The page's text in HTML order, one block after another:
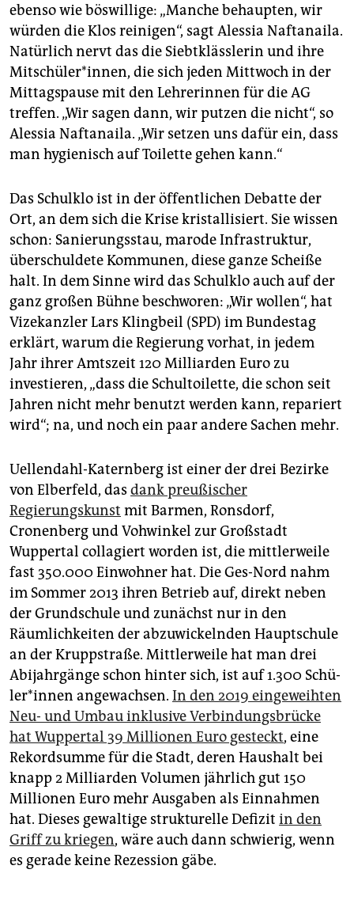
ebenso wie böswillige: „Manche behaupten, wir
würden die Klos reinigen“, sagt Alessia Naftanaila.
Natürlich nervt das die Siebtklässlerin und ihre
Mitschüler*innen, die sich jeden Mittwoch in der
Mittagspause mit den Lehrerinnen für die AG
treffen. „Wir sagen dann, wir putzen die nicht“, so
Alessia Naftanaila. „Wir setzen uns dafür ein, dass
man hygienisch auf Toilette gehen kann.“
Das Schulklo ist in der öffentlichen Debatte der
Ort, an dem sich die Krise kristallisiert. Sie wissen
schon: Sanierungsstau, marode Infrastruktur,
überschuldete Kommunen, diese ganze Scheiße
halt. In dem Sinne wird das Schulklo auch auf der
ganz großen Bühne beschworen: „Wir wollen“, hat
Vizekanzler Lars Klingbeil (SPD) im Bundestag
erklärt, warum die Regierung vorhat, in jedem
Jahr ihrer Amtszeit 120 Milliarden Euro zu
investieren, „dass die Schultoilette, die schon seit
Jahren nicht mehr benutzt werden kann, repariert
wird“; na, und noch ein paar andere Sachen mehr.
Uellendahl-Katernberg ist einer der drei Bezirke
von Elberfeld, das dank preußischer
Regierungskunst mit Barmen, Ronsdorf,
Cronenberg und Vohwinkel zur Großstadt
Wuppertal collagiert worden ist, die mittlerweile
fast 350.000 Einwohner hat. Die Ges-Nord nahm
im Sommer 2013 ihren Betrieb auf, direkt neben
der Grundschule und zunächst nur in den
Räumlichkeiten der abzuwickelnden Hauptschule
an der Kruppstraße. Mittlerweile hat man drei
Abijahrgänge schon hinter sich, ist auf 1.300 Schü­
le­r*in­nen angewachsen. In den 2019 eingeweihten
Neu- und Umbau inklusive Verbindungsbrücke
hat Wuppertal 39 Millionen Euro gesteckt, eine
Rekordsumme für die Stadt, deren Haushalt bei
knapp 2 Milliarden Volumen jährlich gut 150
Millionen Euro mehr Ausgaben als Einnahmen
hat. Dieses gewaltige strukturelle Defizit in den
Griff zu kriegen, wäre auch dann schwierig, wenn
es gerade keine Rezession gäbe.